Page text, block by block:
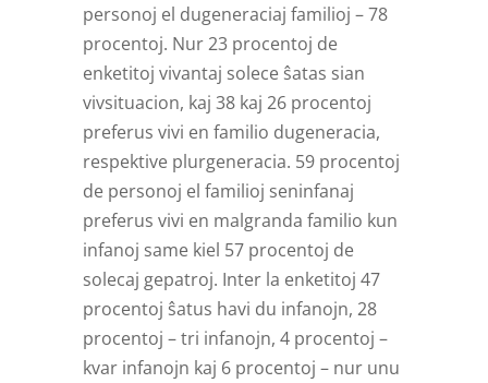
personoj el dugeneraciaj familioj – 78
procentoj. Nur 23 procentoj de
enketitoj vivantaj solece ŝatas sian
vivsituacion, kaj 38 kaj 26 procentoj
preferus vivi en familio dugeneracia,
respektive plurgeneracia. 59 procentoj
de personoj el familioj seninfanaj
preferus vivi en malgranda familio kun
infanoj same kiel 57 procentoj de
solecaj gepatroj. Inter la enketitoj 47
procentoj ŝatus havi du infanojn, 28
procentoj – tri infanojn, 4 procentoj –
kvar infanojn kaj 6 procentoj – nur unu